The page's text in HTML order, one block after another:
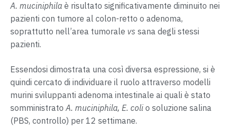
A. muciniphila è risultato significativamente diminuito nei
pazienti con tumore al colon-retto o adenoma,
soprattutto nell’area tumorale vs sana degli stessi
pazienti.
Essendosi dimostrata una così diversa espressione, si è
quindi cercato di individuare il ruolo attraverso modelli
murini sviluppanti adenoma intestinale ai quali è stato
somministratoA. muciniphila, E. coli o soluzione salina
(PBS, controllo) per 12 settimane.